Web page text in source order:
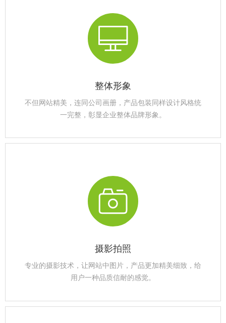
整体形象
不但网站精美，连同公司画册，产品包装同样设计风格统
一完整，彰显企业整体品牌形象。
摄影拍照
专业的摄影技术，让网站中图片，产品更加精美细致，给
用户一种品质信耐的感觉。